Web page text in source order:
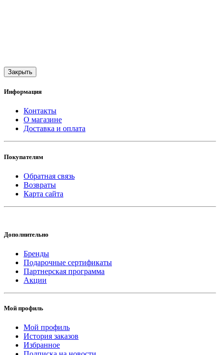
Закрыть
Информация
Контакты
О магазине
Доставка и оплата
Покупателям
Обратная связь
Возвраты
Карта сайта
Дополнительно
Бренды
Подарочные сертификаты
Партнерская программа
Акции
Мой профиль
Мой профиль
История заказов
Избранное